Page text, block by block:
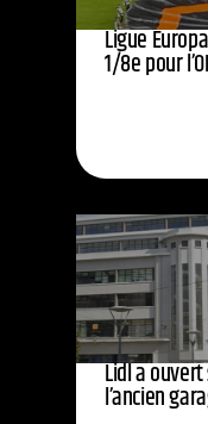
Ligue
1/8e pour
Lidl a ouvert
l’ancien